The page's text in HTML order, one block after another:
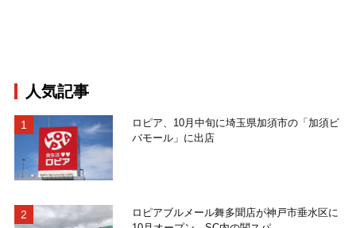
人気記事
ロピア、10月中旬に埼玉県加須市の「加須ビ
バモール」に出店
ロピアブルメール舞多聞店が神戸市垂水区に